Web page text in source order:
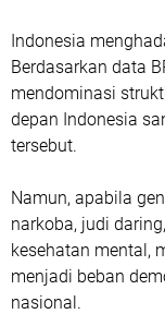
Indonesia
Berdasarkan data
mendominasi
depan Indonesia
tersebut.
Namun, apabila
narkoba, judi
kesehatan mental,
menjadi beban
nasional.